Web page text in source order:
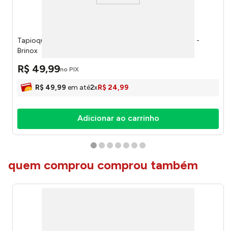
Tapioqueira Suprema Vanilla 22 Cm 0,6 Litros 244357 -
Brinox
R$ 49,99no PIX
R$ 49,99 em até2xR$ 24,99
Adicionar ao carrinho
quem comprou comprou também